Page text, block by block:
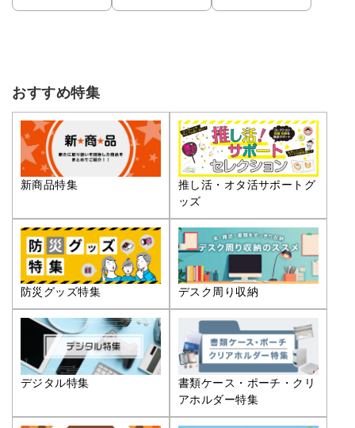
おすすめ特集
新商品特集
推し活・オタ活サポートグ
ッズ
防災グッズ特集 デスク周り収納
デジタル特集
書類ケース・ポーチ・クリ
アホルダー特集